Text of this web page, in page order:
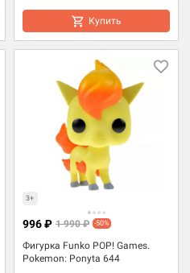
Купить
3+
Фигурка Funko POP! Games.
Pokemon: Ponyta 644
996 ₽ 1 990 ₽ -50%